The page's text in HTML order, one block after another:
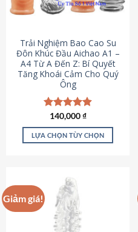
Trải Nghiệm Bao Cao Su
Đôn Khúc Đầu Aichao A1 –
A4 Từ A Đến Z: Bí Quyết
Tăng Khoái Cảm Cho Quý
Ông
Được xếp
hạng4.88
5 sao
140,000₫
LỰA CHỌN TÙY CHỌN
có
nhiều
biến
thể.
Giảm giá!